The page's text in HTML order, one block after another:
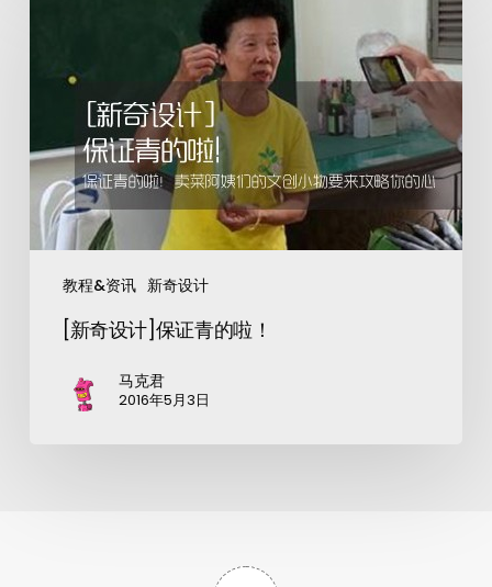
教程&资讯 新奇设计
[新奇设计]保证青的啦！
马克君
2016年5月3日